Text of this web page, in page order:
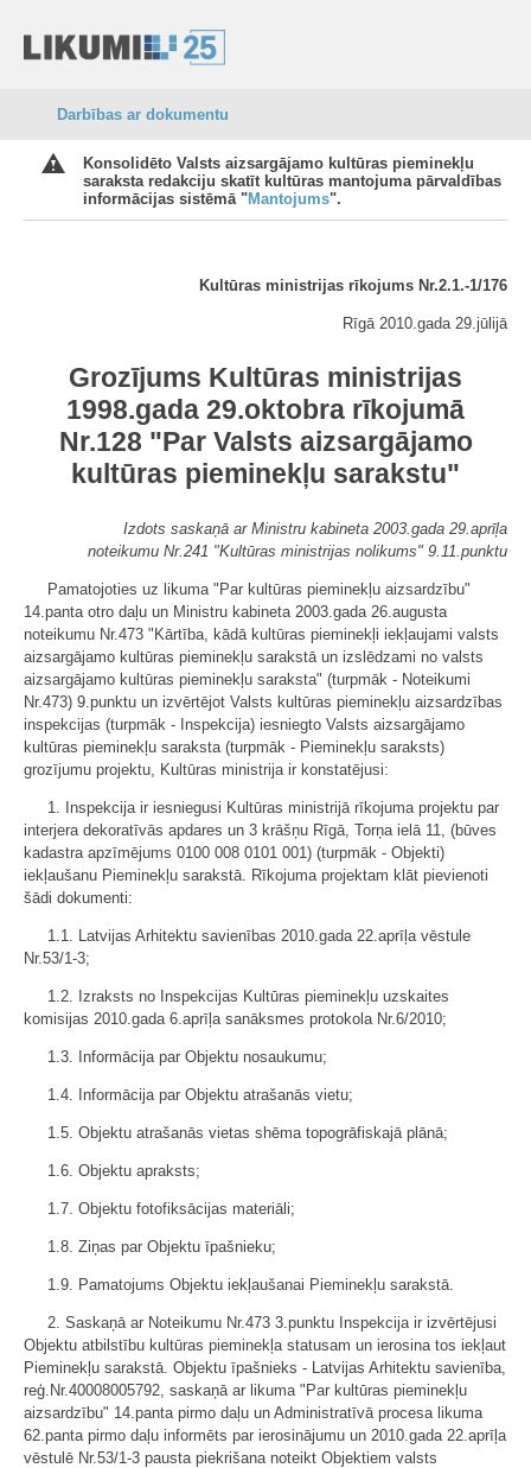
Darbības ar dokumentu
Konsolidēto Valsts aizsargājamo kultūras pieminekļu
saraksta redakciju skatīt kultūras mantojuma pārvaldības
informācijas sistēmā "Mantojums".
Kultūras ministrijas rīkojums Nr.2.1.-1/176
Rīgā 2010.gada 29.jūlijā
Grozījums Kultūras ministrijas
1998.gada 29.oktobra rīkojumā
Nr.128 "Par Valsts aizsargājamo
kultūras pieminekļu sarakstu"
Izdots saskaņā ar Ministru kabineta 2003.gada 29.aprīļa
noteikumu Nr.241 "Kultūras ministrijas nolikums" 9.11.punktu
Pamatojoties uz likuma "Par kultūras pieminekļu aizsardzību"
14.panta otro daļu un Ministru kabineta 2003.gada 26.augusta
noteikumu Nr.473 "Kārtība, kādā kultūras pieminekļi iekļaujami valsts
aizsargājamo kultūras pieminekļu sarakstā un izslēdzami no valsts
aizsargājamo kultūras pieminekļu saraksta" (turpmāk - Noteikumi
Nr.473) 9.punktu un izvērtējot Valsts kultūras pieminekļu aizsardzības
inspekcijas (turpmāk - Inspekcija) iesniegto Valsts aizsargājamo
kultūras pieminekļu saraksta (turpmāk - Pieminekļu saraksts)
grozījumu projektu, Kultūras ministrija ir konstatējusi:
1. Inspekcija ir iesniegusi Kultūras ministrijā rīkojuma projektu par
interjera dekoratīvās apdares un 3 krāšņu Rīgā, Torņa ielā 11, (būves
kadastra apzīmējums 0100 008 0101 001) (turpmāk - Objekti)
iekļaušanu Pieminekļu sarakstā. Rīkojuma projektam klāt pievienoti
šādi dokumenti:
1.1. Latvijas Arhitektu savienības 2010.gada 22.aprīļa vēstule
Nr.53/1-3;
1.2. Izraksts no Inspekcijas Kultūras pieminekļu uzskaites
komisijas 2010.gada 6.aprīļa sanāksmes protokola Nr.6/2010;
1.3. Informācija par Objektu nosaukumu;
1.4. Informācija par Objektu atrašanās vietu;
1.5. Objektu atrašanās vietas shēma topogrāfiskajā plānā;
1.6. Objektu apraksts;
1.7. Objektu fotofiksācijas materiāli;
1.8. Ziņas par Objektu īpašnieku;
1.9. Pamatojums Objektu iekļaušanai Pieminekļu sarakstā.
2. Saskaņā ar Noteikumu Nr.473 3.punktu Inspekcija ir izvērtējusi
Objektu atbilstību kultūras pieminekļa statusam un ierosina tos iekļaut
Pieminekļu sarakstā. Objektu īpašnieks - Latvijas Arhitektu savienība,
reģ.Nr.40008005792, saskaņā ar likuma "Par kultūras pieminekļu
aizsardzību" 14.panta pirmo daļu un Administratīvā procesa likuma
62.panta pirmo daļu informēts par ierosinājumu un 2010.gada 22.aprīļa
vēstulē Nr.53/1-3 pausta piekrišana noteikt Objektiem valsts